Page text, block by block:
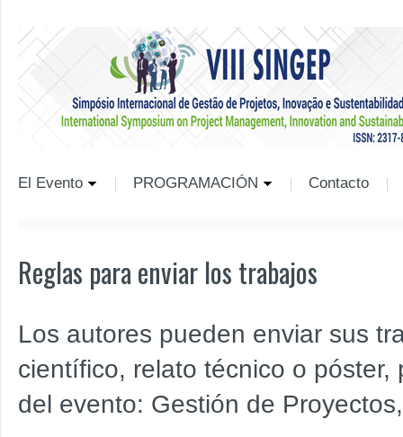
El Evento PROGRAMACIÓN Contacto
Reglas para enviar los trabajos
Los autores pueden enviar sus
científico, relato técnico o
del evento: Gestión de